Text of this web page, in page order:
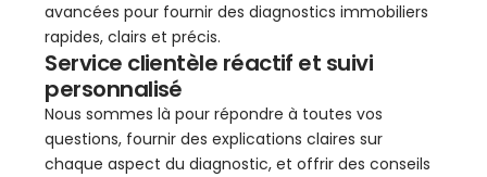
avancées pour fournir des diagnostics immobiliers
rapides, clairs et précis.
Service clientèle réactif et suivi
personnalisé
Nous sommes là pour répondre à toutes vos
questions, fournir des explications claires sur
chaque aspect du diagnostic, et offrir des conseils